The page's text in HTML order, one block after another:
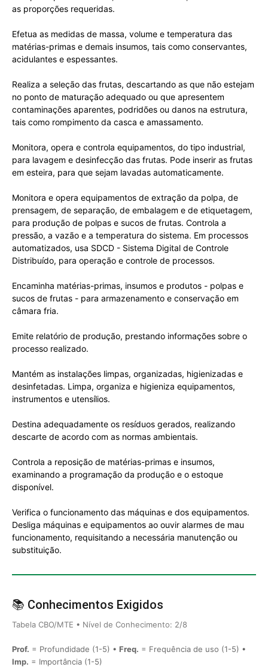
as proporções requeridas.
Efetua as medidas de massa, volume e temperatura das
matérias-primas e demais insumos, tais como conservantes,
acidulantes e espessantes.
Realiza a seleção das frutas, descartando as que não estejam
no ponto de maturação adequado ou que apresentem
contaminações aparentes, podridões ou danos na estrutura,
tais como rompimento da casca e amassamento.
Monitora, opera e controla equipamentos, do tipo industrial,
para lavagem e desinfecção das frutas. Pode inserir as frutas
em esteira, para que sejam lavadas automaticamente.
Monitora e opera equipamentos de extração da polpa, de
prensagem, de separação, de embalagem e de etiquetagem,
para produção de polpas e sucos de frutas. Controla a
pressão, a vazão e a temperatura do sistema. Em processos
automatizados, usa SDCD - Sistema Digital de Controle
Distribuído, para operação e controle de processos.
Encaminha matérias-primas, insumos e produtos - polpas e
sucos de frutas - para armazenamento e conservação em
câmara fria.
Emite relatório de produção, prestando informações sobre o
processo realizado.
Mantém as instalações limpas, organizadas, higienizadas e
desinfetadas. Limpa, organiza e higieniza equipamentos,
instrumentos e utensílios.
Destina adequadamente os resíduos gerados, realizando
descarte de acordo com as normas ambientais.
Controla a reposição de matérias-primas e insumos,
examinando a programação da produção e o estoque
disponível.
Verifica o funcionamento das máquinas e dos equipamentos.
Desliga máquinas e equipamentos ao ouvir alarmes de mau
funcionamento, requisitando a necessária manutenção ou
substituição.
📚 Conhecimentos Exigidos
Tabela CBO/MTE • Nível de Conhecimento: 2/8
Prof. = Profundidade (1-5) • Freq. = Frequência de uso (1-5) •
Imp. = Importância (1-5)